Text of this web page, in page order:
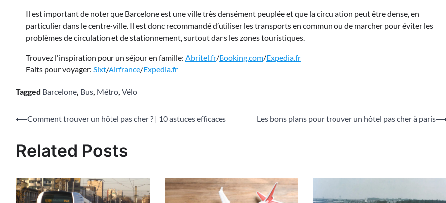
Il est important de noter que Barcelone est une ville très densément peuplée et que la circulation peut être dense, en
particulier dans le centre-ville. Il est donc recommandé d’utiliser les transports en commun ou de marcher pour éviter les
problèmes de circulation et de stationnement, surtout dans les zones touristiques.
Trouvez l'inspiration pour un séjour en famille: Abritel.fr/Booking.com/Expedia.fr
Faits pour voyager: Sixt/Airfrance/Expedia.fr
Tagged Barcelone Bus Métro Vélo
Navigation
l’article
⟵Comment trouver un hôtel pas cher ? | 10 astuces efficaces Les bons plans pour trouver un hôtel pas cher à paris
Related Posts